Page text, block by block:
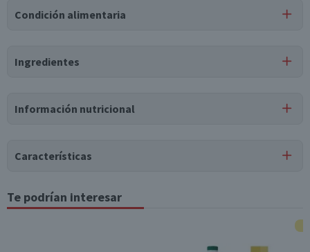
Condición alimentaria
Ingredientes
Información nutricional
Tabla nutricional
medios
0,5
Características
Tipo de Producto
Choclitos en Conserva
Te podrían interesar